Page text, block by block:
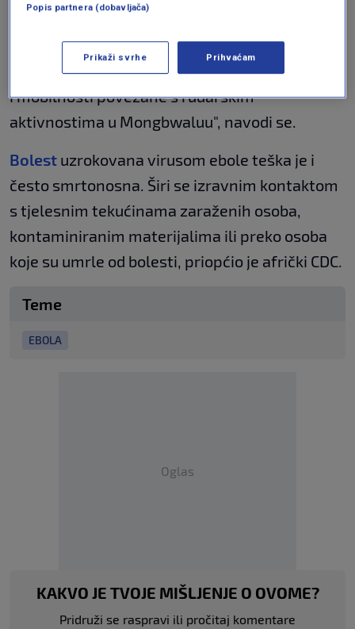
širenja zbog urbanog okruženja Bunije i
Rwampare, intenzivnog kretanja stanovništva
i mobilnosti povezane s rudarskim
aktivnostima u Mongbwaluu", navodi se.
Bolest uzrokovana virusom ebole teška je i
često smrtonosna. Širi se izravnim kontaktom
s tjelesnim tekućinama zaraženih osoba,
kontaminiranim materijalima ili preko osoba
koje su umrle od bolesti, priopćio je afrički CDC.
Teme
EBOLA
Oglas
KAKVO JE TVOJE MIŠLJENJE O OVOME?
Pridruži se raspravi ili pročitaj komentare
Popis partnera (dobavljača)
Prikaži svrhe Prihvaćam